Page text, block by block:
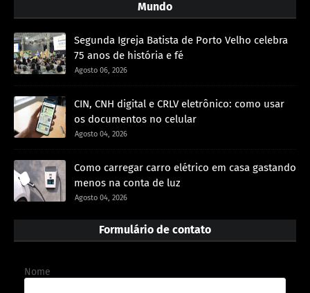
Mundo
Segunda Igreja Batista de Porto Velho celebra
75 anos de história e fé
Agosto 06, 2026
CIN, CNH digital e CRLV eletrônico: como usar
os documentos no celular
Agosto 04, 2026
Como carregar carro elétrico em casa gastando
menos na conta de luz
Agosto 04, 2026
Formulário de contato
Nome